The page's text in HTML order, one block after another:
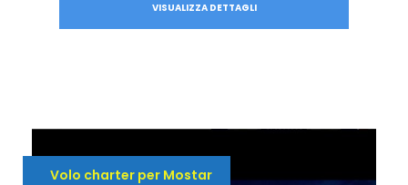
VISUALIZZA DETTAGLI
Volo charter per Mostar